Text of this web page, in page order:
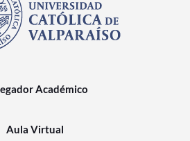
Académico
Aula Virtual